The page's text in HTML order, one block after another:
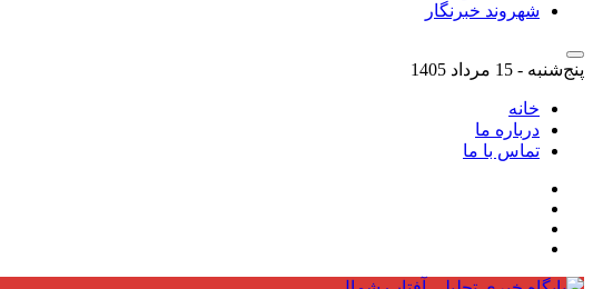
شهروند خبرنگار
پنج‌شنبه - 15 مرداد 1405
خانه
درباره ما
تماس با ما